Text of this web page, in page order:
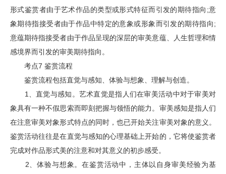
形式鉴赏者由于艺术作品的类型或形式特征而引发的期待指向;意
象期待指接受者由于作品中特定的意象或形象而引发的期待指向;
意蕴期待指接受者由于作品呈现的深层的审美意蕴、人生哲理和情
感境界而引发的审美期待指向。
考点7 鉴赏流程
鉴赏流程包括直觉与感知、体验与想象、理解与创造。
1、直觉与感知。艺术直觉是指人们在审美活动中对于审美对
象具有一种不假思索而即刻把握与领悟的能力。审美感知是指人们
在注意审美对象形式特点的同时，也已开始关注审美对象的意义。
鉴赏活动往往是在直觉与感知的心理基础上开始的，它将使鉴赏者
完成对作品形式美的注意和对其意义的初步感受。
2、体验与想象。在鉴赏活动中，主体以自身审美经验为基